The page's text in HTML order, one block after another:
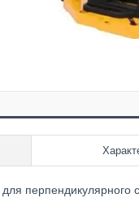
для перпендикулярного